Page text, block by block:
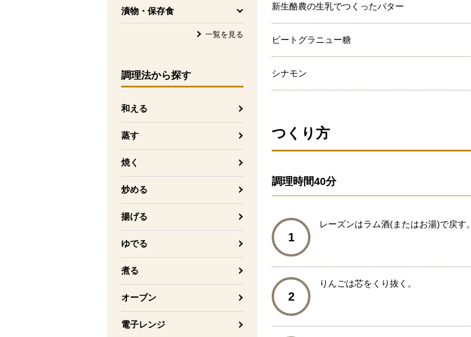
漬物・保存食
を開く
一覧を見る
調理法から探す
和える
蒸す
焼く
炒める
揚げる
ゆでる
煮る
オーブン
電子レンジ
新生酪農の生乳でつくったバター
ビートグラニュー糖
シナモン
つくり方
調理時間40分
1
レーズンはラム酒(またはお湯)で戻す。
2
りんごは芯をくり抜く。